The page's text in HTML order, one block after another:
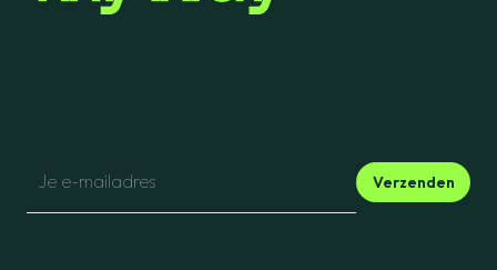
Verzenden